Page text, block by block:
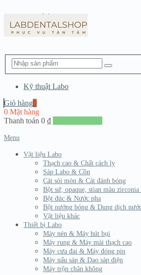
Kỹ thuật Labo
Giỏ hàng0
0 Mặt hàng
Thanh toán 0 ₫
Menu
Vật liệu Labo
Thạch cao & Chất cách ly
Sáp Labo & Cồn
Cát sói mòn & Cát đánh bóng
Bột sứ, opaque, stian màu
Bột đúc & Nước pha
Bột nướng bóng & Dung dịch
Vật liệu khác
Thiết bị Labo
Máy nén & Máy hút bụi
Máy rung & Máy mài thạch cao
Máy cưa đai & Máy đóng pin
Máy nấu sáp & Dao sáp điện
Máy trộn chân không